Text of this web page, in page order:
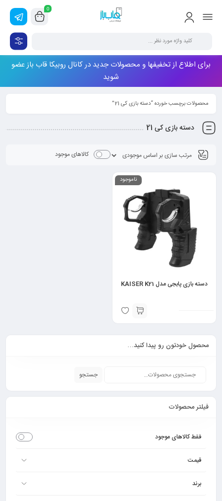
0
برای اطلاع از تخفیفها و محصولات جدید در کانال روبیکا قاب باز عضو
شوید
محصولات برچسب خورده “دسته بازی کی 21”
دسته بازی کی 21
کالاهای موجود
ناموجود
دسته بازی پابجی مدل KAISER K21
محصول خودتون رو پیدا کنید…
جستجو
فیلتر محصولات
فقط کالاهای موجود
قیمت
برند